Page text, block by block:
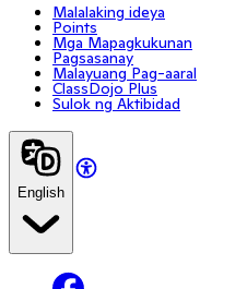
Malalaking ideya
Points
Mga Mapagkukunan
Pagsasanay
Malayuang Pag-aaral
ClassDojo Plus
Sulok ng Aktibidad
English
Facebook